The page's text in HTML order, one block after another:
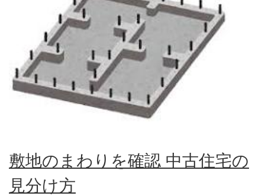
敷地のまわりを確認 中古住宅の
見分け方